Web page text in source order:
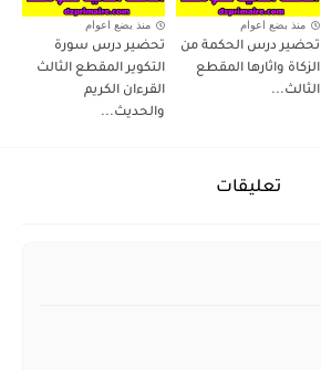
منذ بضع اعوام
تحضير درس الحكمة من
الزكاة واثارها المقطع
الثالث...
منذ بضع اعوام
تحضير درس سورة
التكوير المقطع الثالث
القرءان الكريم
والحديث...
تعليقات